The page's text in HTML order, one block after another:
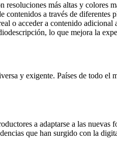
más altas y colores
contenidos a través de diferentes
o acceder a contenido adicional
lo que mejora la
y exigente. Países de todo el
a adaptarse a las nuevas
que han surgido con la